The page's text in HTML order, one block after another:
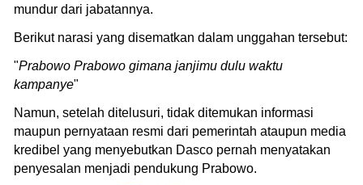
mundur dari jabatannya.
Berikut narasi yang disematkan dalam unggahan tersebut:
"Prabowo Prabowo gimana janjimu dulu waktu
kampanye"
Namun, setelah ditelusuri, tidak ditemukan informasi
maupun pernyataan resmi dari pemerintah ataupun media
kredibel yang menyebutkan Dasco pernah menyatakan
penyesalan menjadi pendukung Prabowo.